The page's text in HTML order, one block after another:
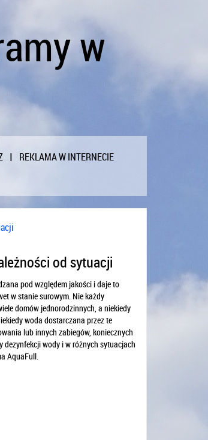
w
REKLAMA W INTERNECIE
od sytuacji
pod względem jakości i daje to
w stanie surowym. Nie każdy
domów jednorodzinnych, a niekiedy
woda dostarczana przez te
lub innych zabiegów, koniecznych
dezynfekcji wody i w różnych sytuacjach
AquaFull.